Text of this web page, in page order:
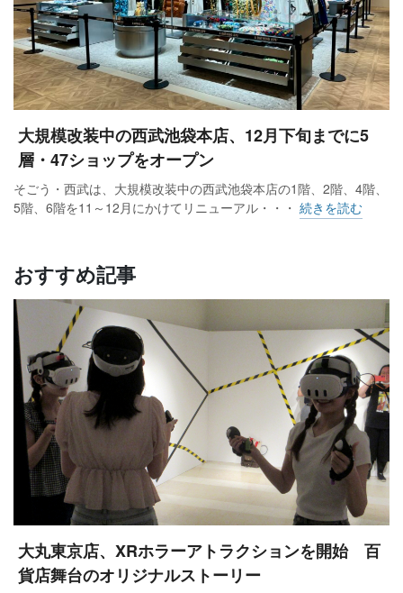
大規模改装中の西武池袋本店、12月下旬までに5
層・47ショップをオープン
そごう・西武は、大規模改装中の西武池袋本店の1階、2階、4階、
5階、6階を11～12月にかけてリニューアル・・・ 続きを読む
おすすめ記事
大丸東京店、XRホラーアトラクションを開始 百
貨店舞台のオリジナルストーリー